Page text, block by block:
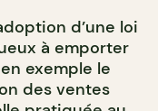
d’une loi
à emporter
exemple le
des ventes